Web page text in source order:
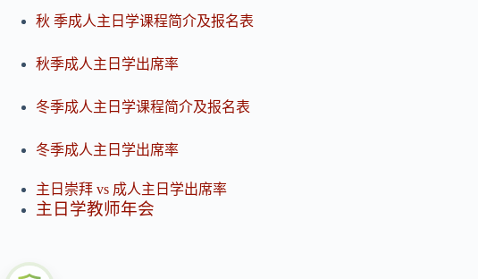
秋 季成人主日学课程简介及报名表
秋季成人主日学出席率
冬季成人主日学课程简介及报名表
冬季成人主日学出席率
主日崇拜 vs 成人主日学出席率
主日学教师年会